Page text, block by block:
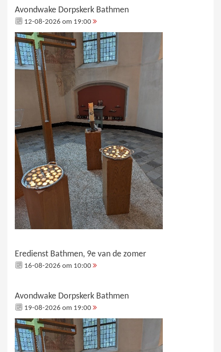
Avondwake Dorpskerk Bathmen
12-08-2026 om 19:00
Eredienst Bathmen, 9e van de zomer
16-08-2026 om 10:00
Avondwake Dorpskerk Bathmen
19-08-2026 om 19:00